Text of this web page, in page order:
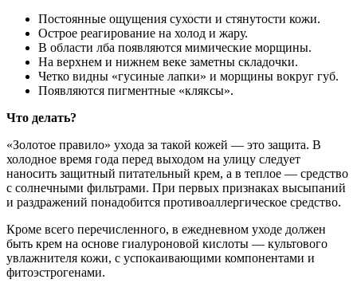
Постоянные ощущения сухости и стянутости кожи.
Острое реагирование на холод и жару.
В области лба появляются мимические морщины.
На верхнем и нижнем веке заметны складочки.
Четко видны «гусиные лапки» и морщины вокруг губ.
Появляются пигментные «кляксы».
Что делать?
«Золотое правило» ухода за такой кожей — это защита. В
холодное время года перед выходом на улицу следует
наносить защитный питательный крем, а в теплое — средство
с солнечными фильтрами. При первых признаках высыпаний
и раздражений понадобится противоаллергическое средство.
Кроме всего перечисленного, в ежедневном уходе должен
быть крем на основе гиалуроновой кислоты — культового
увлажнителя кожи, с успокаивающими компонентами и
фитоэстрогенами.